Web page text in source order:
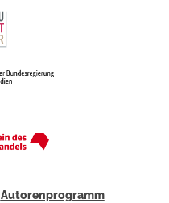
Autorenprogramm